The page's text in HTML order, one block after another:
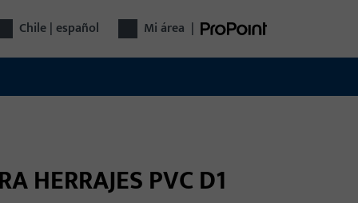
Chile | español Mi área |
HERRAJES PVC D1